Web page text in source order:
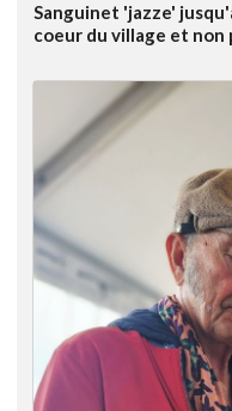
Sanguinet 'jazze'
coeur du village et non